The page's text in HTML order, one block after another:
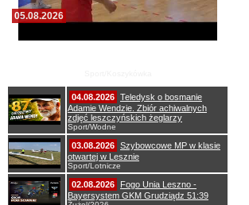
05.08.2026
04.08.2026 Teledysk o bosmanie
Adamie Wendzie. Zbiór achiwalnych
zdjęć leszczyńskich żeglarzy
Sport/Wodne
03.08.2026 Szybowcowe MP w klasie
otwartej w Lesznie
Sport/Lotnicze
02.08.2026
Fogo Unia Leszno -
Bayersystem GKM Grudziądz 51:39